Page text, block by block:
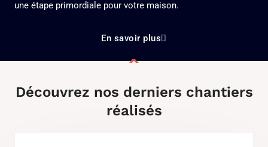
une étape primordiale pour votre maison.
En savoir plus
Découvrez nos derniers chantiers
réalisés